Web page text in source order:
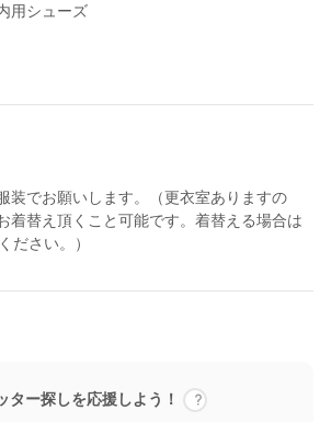
に
やメンタル面が強くないとできないお仕事
いや働きがいのある魅力たっぷりの仕事だ
躍できる職業ではありません。誇りと自信
ある
方をお待ちしています。
用シューズ
装でお願いします。（更衣室ありますの
着替え頂くこと可能です。着替える場合は
ださい。）
ター探しを応援しよう！